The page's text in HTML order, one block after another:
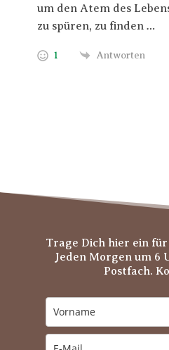
um den Atem des
zu spüren, zu finden …
1 Antworten
Trage Dich hier ein
Jeden Morgen um 6
Postfach.